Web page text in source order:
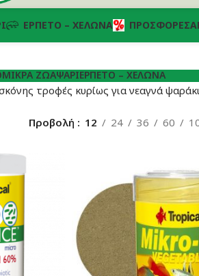
ΕΡΠΕΤΌ – ΧΕΛΏΝΑ ΠΡΟΣΦΟΡΈΣ
ΜΙΚΡΆ ΖΏΑΨΆΡΙΕΡΠΕΤΌ – ΧΕΛΏΝΑ
τροφές κυρίως για νεαγνά
Προβολή 12 24 36 60